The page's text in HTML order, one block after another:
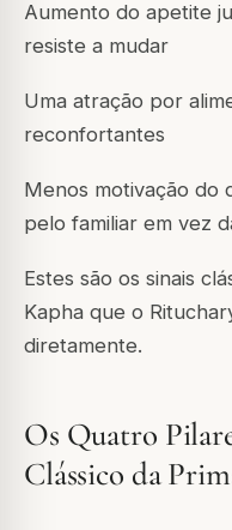
Aumento do apetite
resiste a mudar
Uma atração por
reconfortantes
Menos motivação do
pelo familiar em vez
Estes são os sinais
Kapha que o
diretamente.
Os Quatro
Clássico da